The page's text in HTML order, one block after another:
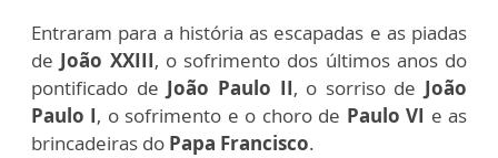
Entraram para a história as escapadas e as piadas
de João XXIII, o sofrimento dos últimos anos do
pontificado de João Paulo II, o sorriso de João
Paulo I, o sofrimento e o choro de Paulo VI e as
brincadeiras do Papa Francisco.